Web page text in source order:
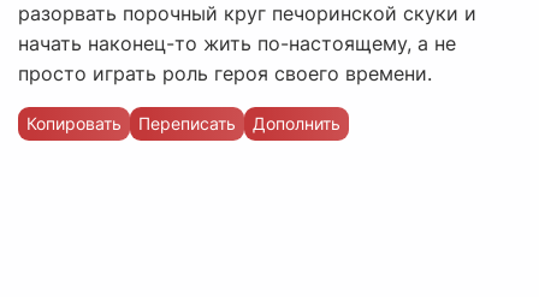
разорвать порочный круг печоринской скуки и
начать наконец-то жить по-настоящему, а не
просто играть роль героя своего времени.
Копировать Переписать Дополнить